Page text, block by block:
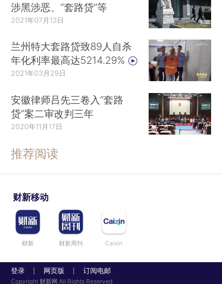
涉黑涉恶、“套路贷”等
2021年07月13日
兰州特大套路贷致89人自杀
年化利率最高达5214.29%
2021年03月29日
安徽律师吕先三卷入“套路
贷”案二审改判三年
2020年11月17日
推荐阅读
财新移动
财新 财新周刊 Caixin
登录 网页版 订阅电邮
Copyright 财新网 All Rights Reserved